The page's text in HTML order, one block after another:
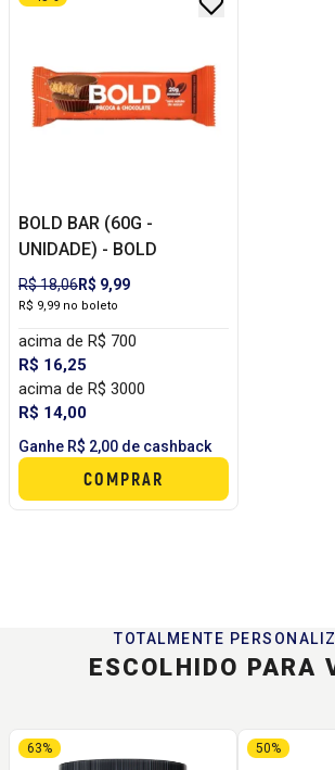
BOLD BAR (60G -
UNIDADE) - BOLD
R$ 18,06R$ 9,99
R$ 9,99 no boleto
acima de R$ 700
R$ 16,25
acima de R$ 3000
R$ 14,00
Ganhe R$ 2,00 de cashback
COMPRAR
TOTALMENTE
ESCOLHIDO PARA
63% 50%